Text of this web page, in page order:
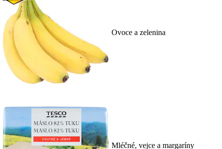
Ovoce a zelenina
Mléčné, vejce a margaríny